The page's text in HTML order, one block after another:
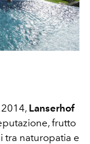
Lanserhof
frutto
tra naturopatia e